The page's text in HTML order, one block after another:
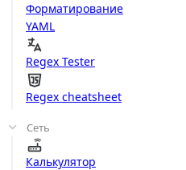
Форматирование
YAML
Regex Tester
Regex cheatsheet
Сеть
Калькулятор